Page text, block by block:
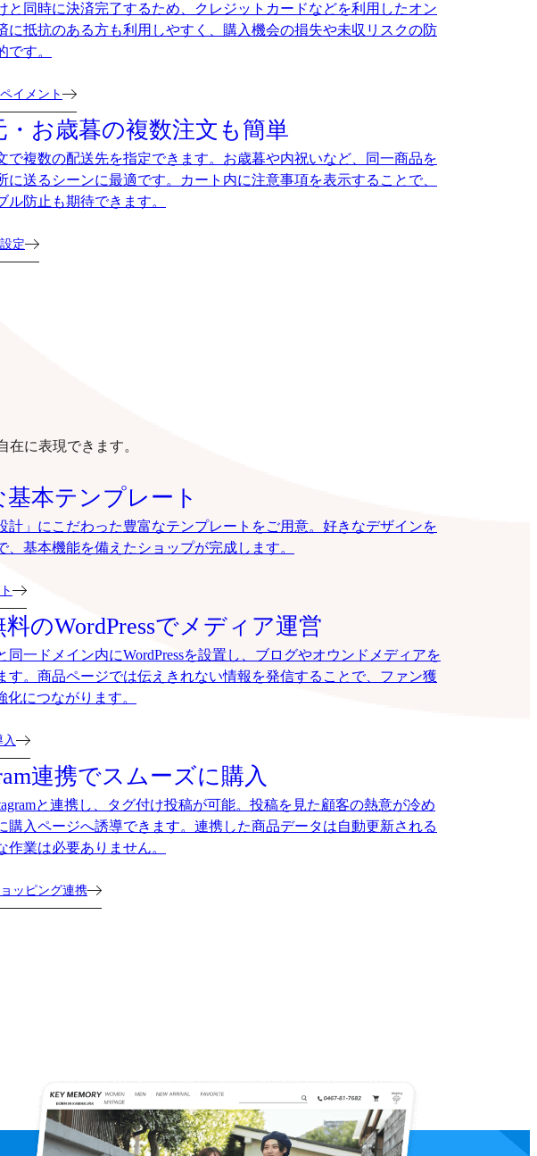
と同時に決済完了するため、クレジットカードなどを利用したオン
に抵抗のある方も利用しやすく、購入機会の損失や未収リスクの防
です。
イメント
・お歳暮の複数注文も簡単
で複数の配送先を指定できます。お歳暮や内祝いなど、同一商品を
に送るシーンに最適です。カート内に注意事項を表示することで、
ル防止も期待できます。
定
に表現できます。
基本テンプレート
計」にこだわった豊富なテンプレートをご用意。好きなデザインを
、基本機能を備えたショップが完成します。
料のWordPressでメディア運営
同一ドメイン内にWordPressを設置し、ブログやオウンドメディアを
す。商品ページでは伝えきれない情報を発信することで、ファン獲
化につながります。
入
連携でスムーズに購入
と連携し、タグ付け投稿が可能。投稿を見た顧客の熱意が冷め
購入ページへ誘導できます。連携した商品データは自動更新される
作業は必要ありません。
ッピング連携